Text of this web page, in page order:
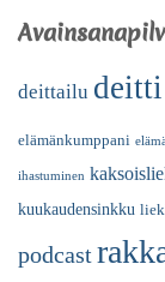
deittailu deitti
elämänkumppani
ihastuminen
kuukaudensinkku
podcast